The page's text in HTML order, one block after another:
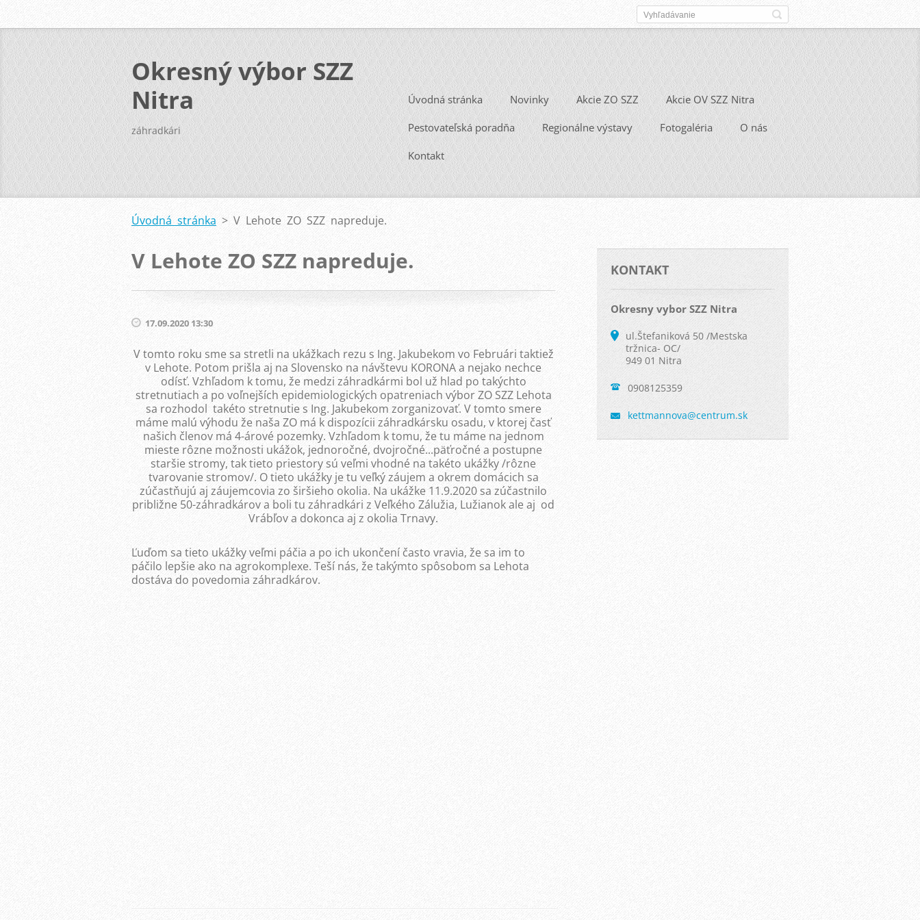
Okresný výbor SZZ
Nitra
záhradkári
Úvodná stránka Novinky Akcie ZO SZZ Akcie OV SZZ Nitra
Pestovateľská poradňa Regionálne výstavy Fotogaléria O nás
Kontakt
Úvodná stránka > V Lehote ZO SZZ napreduje.
V Lehote ZO SZZ napreduje.
17.09.2020 13:30
V tomto roku sme sa stretli na ukážkach rezu s Ing. Jakubekom vo Februári taktiež
v Lehote. Potom prišla aj na Slovensko na návštevu KORONA a nejako nechce
odísť. Vzhľadom k tomu, že medzi záhradkármi bol už hlad po takýchto
stretnutiach a po voľnejších epidemiologických opatreniach výbor ZO SZZ Lehota
sa rozhodol takéto stretnutie s Ing. Jakubekom zorganizovať. V tomto smere
máme malú výhodu že naša ZO má k dispozícii záhradkársku osadu, v ktorej časť
našich členov má 4-árové pozemky. Vzhľadom k tomu, že tu máme na jednom
mieste rôzne možnosti ukážok, jednoročné, dvojročné...päťročné a postupne
staršie stromy, tak tieto priestory sú veľmi vhodné na takéto ukážky /rôzne
tvarovanie stromov/. O tieto ukážky je tu veľký záujem a okrem domácich sa
zúčastňujú aj záujemcovia zo širšieho okolia. Na ukážke 11.9.2020 sa zúčastnilo
približne 50-záhradkárov a boli tu záhradkári z Veľkého Zálužia, Lužianok ale aj od
Vrábľov a dokonca aj z okolia Trnavy.
Ľuďom sa tieto ukážky veľmi páčia a po ich ukončení často vravia, že sa im to
páčilo lepšie ako na agrokomplexe. Teší nás, že takýmto spôsobom sa Lehota
dostáva do povedomia záhradkárov.
KONTAKT
Okresny vybor SZZ Nitra
ul.Štefaniková 50 /Mestska
tržnica- OC/
949 01 Nitra
0908125359
kettmannova@centrum.sk